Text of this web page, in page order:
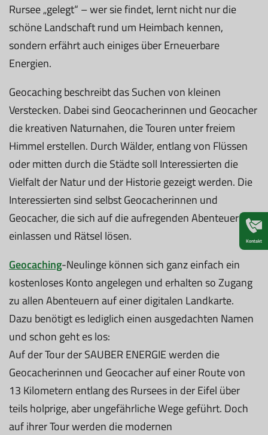
Rursee „gelegt“ – wer sie findet, lernt nicht nur die
schöne Landschaft rund um Heimbach kennen,
sondern erfährt auch einiges über Erneuerbare
Energien.
Geocaching beschreibt das Suchen von kleinen
Verstecken. Dabei sind Geocacherinnen und Geocacher
die kreativen Naturnahen, die Touren unter freiem
Himmel erstellen. Durch Wälder, entlang von Flüssen
oder mitten durch die Städte soll Interessierten die
Vielfalt der Natur und der Historie gezeigt werden. Die
Interessierten sind selbst Geocacherinnen und
Geocacher, die sich auf die aufregenden Abenteuer
einlassen und Rätsel lösen.
Geocaching-Neulinge können sich ganz einfach ein
kostenloses Konto angelegen und erhalten so Zugang
zu allen Abenteuern auf einer digitalen Landkarte.
Dazu benötigt es lediglich einen ausgedachten Namen
und schon geht es los:
Auf der Tour der SAUBER ENERGIE werden die
Geocacherinnen und Geocacher auf einer Route von
13 Kilometern entlang des Rursees in der Eifel über
teils holprige, aber ungefährliche Wege geführt. Doch
auf ihrer Tour werden die modernen
Kontakt